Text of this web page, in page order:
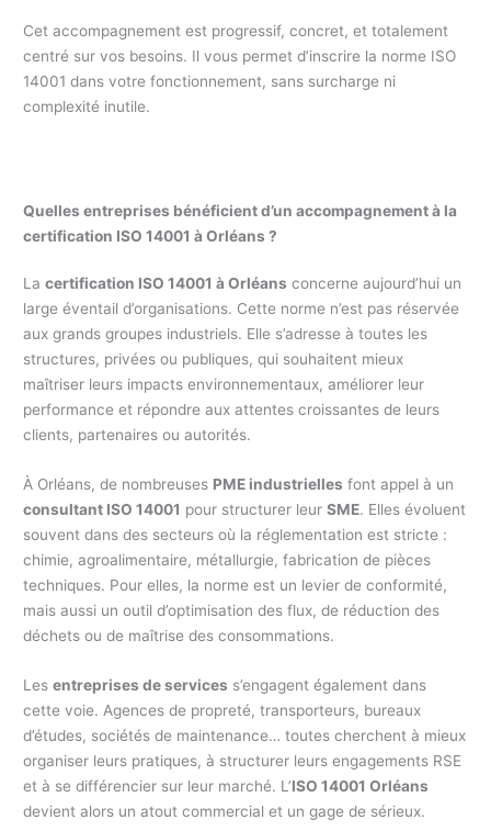
Cet accompagnement est progressif, concret, et totalement
centré sur vos besoins. Il vous permet d’inscrire la norme ISO
14001 dans votre fonctionnement, sans surcharge ni
complexité inutile.
Quelles entreprises bénéficient d’un accompagnement à la
certification ISO 14001 à Orléans ?
Lacertification ISO 14001 à Orléans concerne aujourd’hui un
large éventail d’organisations. Cette norme n’est pas réservée
aux grands groupes industriels. Elle s’adresse à toutes les
structures, privées ou publiques, qui souhaitent mieux
maîtriser leurs impacts environnementaux, améliorer leur
performance et répondre aux attentes croissantes de leurs
clients, partenaires ou autorités.
À Orléans, de nombreuses PME industrielles font appel à un
consultant ISO 14001 pour structurer leurSME. Elles évoluent
souvent dans des secteurs où la réglementation est stricte :
chimie, agroalimentaire, métallurgie, fabrication de pièces
techniques. Pour elles, la norme est un levier de conformité,
mais aussi un outil d’optimisation des flux, de réduction des
déchets ou de maîtrise des consommations.
Lesentreprises de services s’engagent également dans
cette voie. Agences de propreté, transporteurs, bureaux
d’études, sociétés de maintenance… toutes cherchent à mieux
organiser leurs pratiques, à structurer leurs engagements RSE
et à se différencier sur leur marché. L’ISO 14001 Orléans
devient alors un atout commercial et un gage de sérieux.